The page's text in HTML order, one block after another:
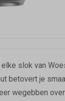
slok van
betovert je
wegebben